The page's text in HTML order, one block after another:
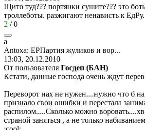
Щито туд??? портянки сушите??? это
троллеботы. разжигают ненависть к ЕдРу.
2 /0
a
Antoxa: ЕРПартия жуликов и вор...
13:03, 20.12.2010
От пользователя Госдеп (БАН)
Кстати, данные господа очень ждут
Переворот нах не нужен....нужно что б
признало свои ошибки и перестала
распилом.....Сколько можно
страной заняться , а не только